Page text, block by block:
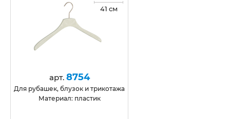
41 см
арт. 8754
для рубашек, блузок и трикотажа
Материал: пластик